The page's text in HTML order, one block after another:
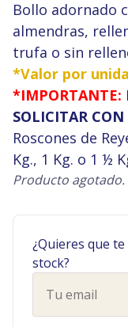
Bollo adornado
almendras,
trufa o sin
*Valor por
*IMPORTANTE:
SOLICITAR
Roscones de
Kg., 1 Kg. o 1 ½
Producto
¿Quieres que
stock?
email